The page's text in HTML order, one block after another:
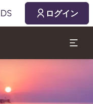
ログイン